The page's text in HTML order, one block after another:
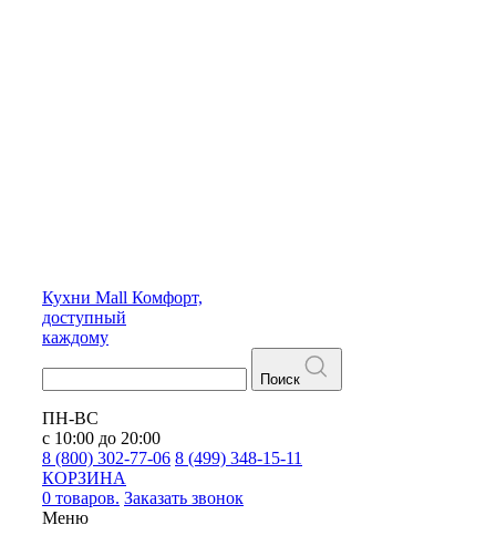
Кухни Mall Комфорт,
доступный
каждому
Поиск
ПН-ВС
с 10:00 до 20:00
8 (800) 302-77-06 8 (499) 348-15-11
КОРЗИНА
0 товаров. Заказать звонок
Меню